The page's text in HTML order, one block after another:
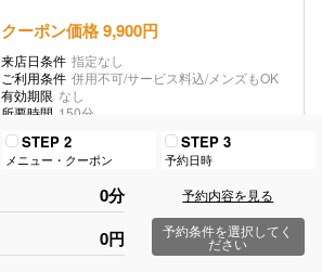
クーポン価格 9,900円
来店日条件 指定なし
ご利用条件 併用不可/サービス料込/メンズもOK
有効期限 なし
所要時間 150分
選択する
STEP 2
メニュー・クーポン
STEP 3
予約日時
0分
0円
予約内容を見る
予約条件を選択してく
ださい